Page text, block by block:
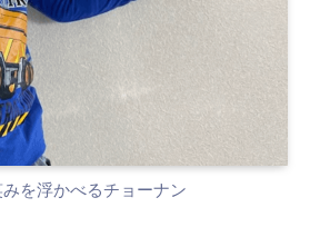
を浮かべるチョーナン